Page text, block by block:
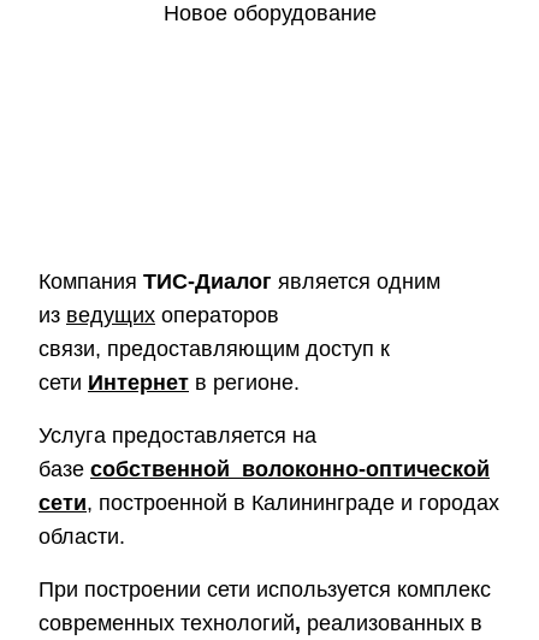
Новое оборудование
Компания ТИС-Диалог является одним
из ведущих операторов
связи, предоставляющим доступ к
сети Интернет в регионе.
Услуга предоставляется на
базе собственной волоконно-оптической
сети, построенной в Калининграде и городах
области.
При построении сети используется комплекс
современных технологий, реализованных в